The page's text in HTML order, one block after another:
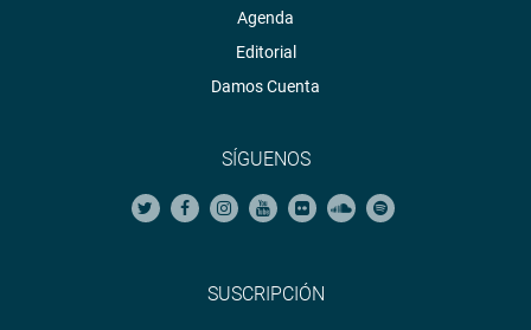
Agenda
Editorial
Damos Cuenta
SÍGUENOS
SUSCRIPCIÓN